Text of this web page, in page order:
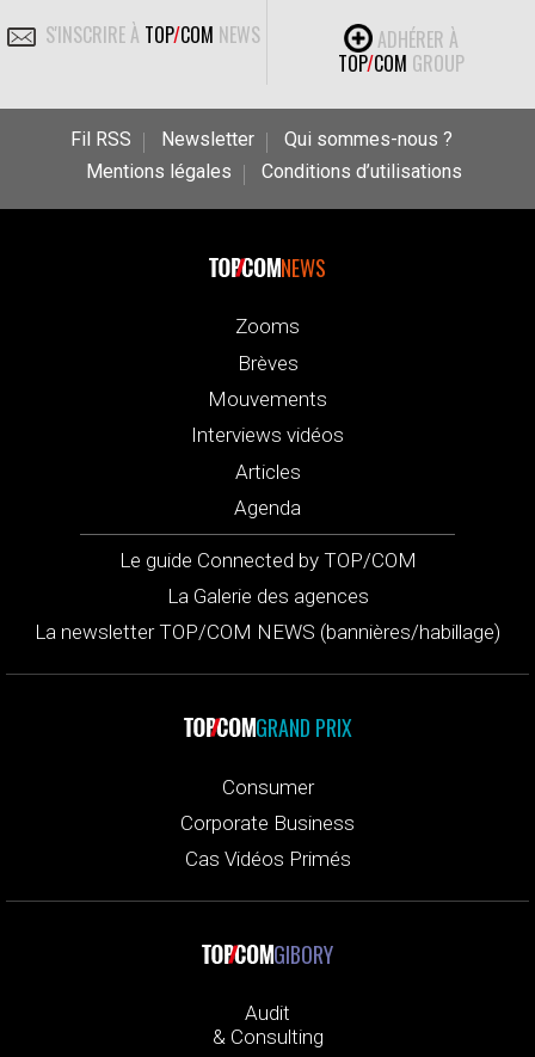
S'INSCRIRE À TOP/COM NEWS
ADHÉRER À
TOP/COM GROUP
Fil RSS Newsletter
Qui sommes-nous ?
Mentions légales
Conditions d’utilisations
NEWS
Zooms
Brèves
Mouvements
Interviews vidéos
Articles
Agenda
Le guide Connected by TOP/COM
La Galerie des agences
La newsletter TOP/COM NEWS (bannières/habillage)
GRAND PRIX
Consumer
Corporate Business
Cas Vidéos Primés
GIBORY
Audit
& Consulting